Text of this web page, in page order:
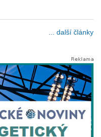
... další články